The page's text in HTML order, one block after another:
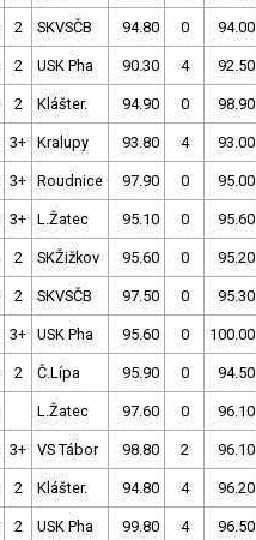
2 SKVSČB 94.80 0 94.00
2 USK Pha 90.30 4 92.50
2 Klášter. 94.90 0 98.90
3+ Kralupy 93.80 4 93.00
3+ Roudnice 97.90 0 95.00
3+ L.Žatec 95.10 0 95.60
2 SKŽižkov 95.60 0 95.20
2 SKVSČB 97.50 0 95.30
3+ USK Pha 95.60 0 100.00
2 Č.Lípa 95.90 0 94.50
L.Žatec 97.60 0 96.10
3+ VS Tábor 98.80 2 96.10
2 Klášter. 94.80 4 96.20
2 USK Pha 99.80 4 96.50